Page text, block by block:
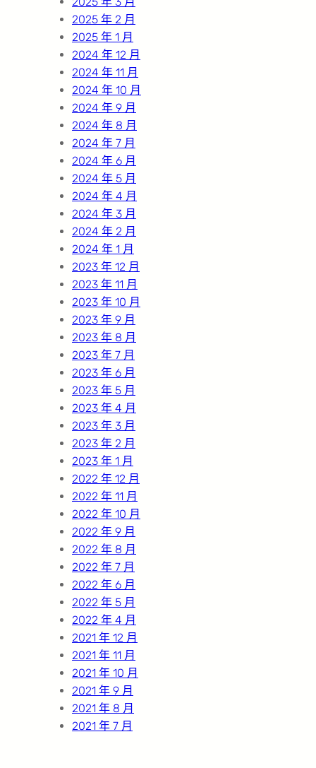
2025 年 2 月
2025 年 1 月
2024 年 12 月
2024 年 11 月
2024 年 10 月
2024 年 9 月
2024 年 8 月
2024 年 7 月
2024 年 6 月
2024 年 5 月
2024 年 4 月
2024 年 3 月
2024 年 2 月
2024 年 1 月
2023 年 12 月
2023 年 11 月
2023 年 10 月
2023 年 9 月
2023 年 8 月
2023 年 7 月
2023 年 6 月
2023 年 5 月
2023 年 4 月
2023 年 3 月
2023 年 2 月
2023 年 1 月
2022 年 12 月
2022 年 11 月
2022 年 10 月
2022 年 9 月
2022 年 8 月
2022 年 7 月
2022 年 6 月
2022 年 5 月
2022 年 4 月
2021 年 12 月
2021 年 11 月
2021 年 10 月
2021 年 9 月
2021 年 8 月
2021 年 7 月